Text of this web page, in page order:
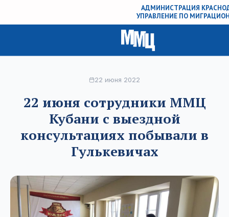
АДМИНИСТРАЦИЯ
УПРАВЛЕНИЕ ПО
22 июня 2022
22 июня сотрудники ММЦ
Кубани с выездной
консультациях побывали в
Гулькевичах